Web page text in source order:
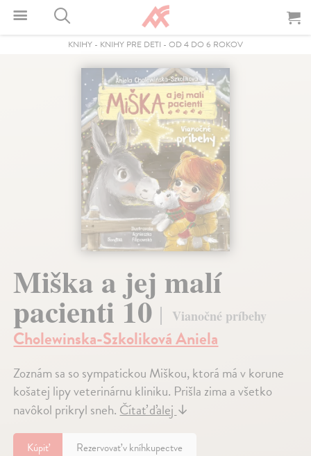
KNIHY - KNIHY PRE DETI - OD 4 DO 6 ROKOV
Miška a jej malí
pacienti 10 Vianočné príbehy
Cholewinska-Szkoliková Aniela
Zoznám sa so sympatickou Miškou, ktorá má v korune
košatej lipy veterinárnu kliniku. Prišla zima a všetko
navôkol prikryl sneh.Čítať ďalej↓
Kúpiť Rezervovať v kníhkupectve